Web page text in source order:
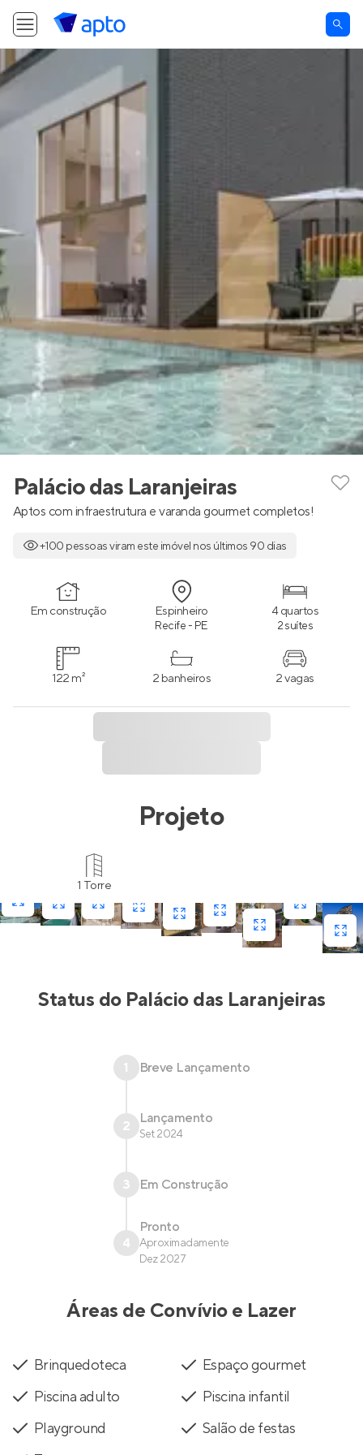
Palácio das Laranjeiras
Aptos com infraestrutura e varanda gourmet completos!
+100 pessoas viram este imóvel nos últimos 90 dias
Em construção Espinheiro
Recife - PE
4 quartos
2 suítes
122 m² 2 banheiros 2 vagas
Projeto
1 Torre
Status do Palácio das Laranjeiras
1 Breve Lançamento
2 Lançamento
Set 2024
3 Em Construção
4
Pronto
Aproximadamente
Dez 2027
Áreas de Convívio e Lazer
Brinquedoteca
Espaço gourmet
Piscina adulto
Piscina infantil
Playground
Salão de festas